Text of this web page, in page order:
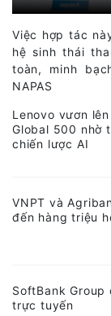
Việc hợp tác
hệ sinh thái
toàn, minh
NAPAS
Lenovo vươn
Global 500 nhờ
chiến lược AI
VNPT và
đến hàng triệu
SoftBank
trực tuyến